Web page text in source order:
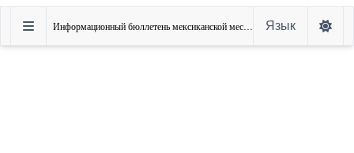
Информационный бюллетень мексиканской местной дипломатии, сентябрь 2021 г. Язык